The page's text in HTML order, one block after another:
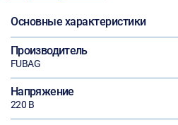
Основные характеристики
Производитель
FUBAG
Напряжение
220 В